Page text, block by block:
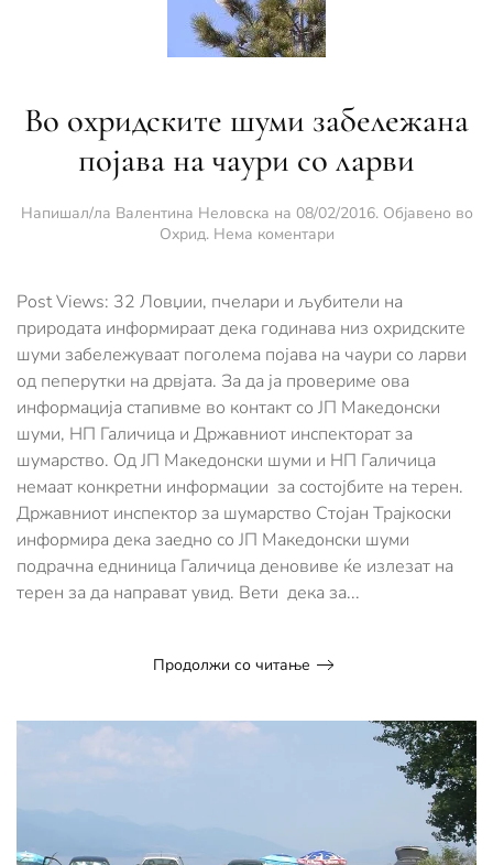
Во охридските шуми забележана
појава на чаури со ларви
Напишал/ла Валентина Неловска на 08/02/2016. Објавено во
Охрид. Нема коментариза
шуми
појава
на
чаури
со
Post Views: 32 Ловџии, пчелари и љубители на
природата информираат дека годинава низ охридските
шуми забележуваат поголема појава на чаури со ларви
од пеперутки на дрвјата. За да ја провериме ова
информација стапивме во контакт со ЈП Македонски
шуми, НП Галичица и Државниот инспекторат за
шумарство. Од ЈП Македонски шуми и НП Галичица
немаат конкретни информации за состојбите на терен.
Државниот инспектор за шумарство Стојан Трајкоски
информира дека заедно со ЈП Македонски шуми
подрачна едниница Галичица деновиве ќе излезат на
терен за да направат увид. Вети дека за...
Продолжи со читање